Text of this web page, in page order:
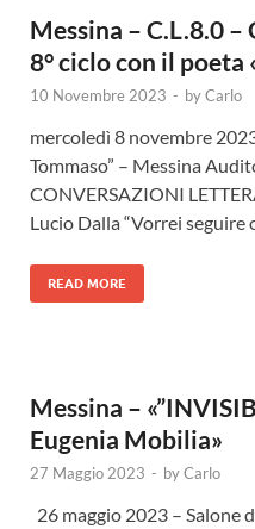
Messina – C.L.8.0
8° ciclo con il poeta
10 Novembre 2023 - byCarlo
mercoledì 8 novembre
Tommaso” – Messina
CONVERSAZIONI
Lucio Dalla “Vorrei seguire
READ MORE
Messina –
Eugenia Mobilia»
27 Maggio 2023 - byCarlo
26 maggio 2023 – Salone